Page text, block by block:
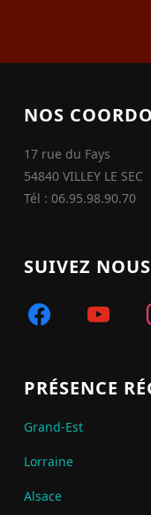
NOS
17 rue du Fays
54840 VILLEY LE SEC
Tél : 06.95.98.90.70
SUIVEZ NOUS
facebook
PRÉSENCE
Grand-Est
Lorraine
Alsace